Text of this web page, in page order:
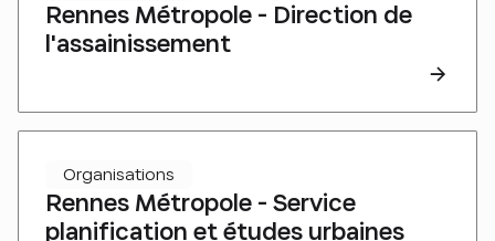
Rennes Métropole - Direction de
l'assainissement
Rennes Métropole - Service
planification et études urbaines
Organisations